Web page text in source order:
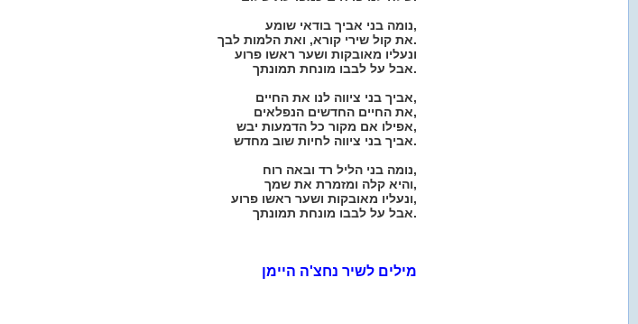
נומה בני אביך בודאי שומע,
את קול שירי קורא, ואת הלמות לבך.
ונעליו מאובקות ושער ראשו פרוע
אבל על לבבו מונחת תמונתך.
אביך בני ציווה לנו את החיים,
את החיים החדשים הנפלאים,
אפילו אם מקור כל הדמעות יבש,
אביך בני ציווה לחיות שוב מחדש.
נומה בני הליל רד ובאה רוח,
והיא קלה ומזמרת את שמך,
ונעליו מאובקות ושער ראשו פרוע,
אבל על לבבו מונחת תמונתך.
מילים לשיר נחצ'ה היימן